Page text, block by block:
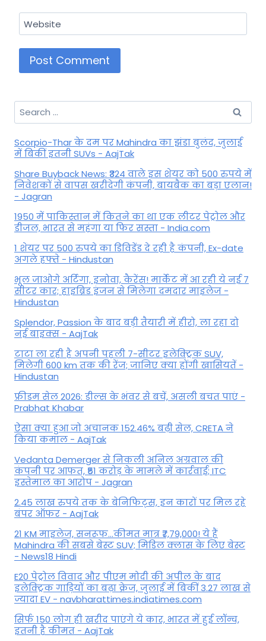
Website
Search
for:
Scorpio-Thar के दम पर Mahindra का झंडा बुलंद, जुलाई
में बिकीं इतनी SUVs - AajTak
Share Buyback News: ₹324 वाले इस शेयर को 500 रुपये में
निवेशकों से वापस खरीदेगी कंपनी, बायबैक का बड़ा एलान!
- Jagran
1950 में पाकिस्तान में कितने का था एक लीटर पेट्रोल और
डीजल, भारत से महंगा या फिर सस्ता - India.com
1 शेयर पर 500 रुपये का डिविडेंड दे रही है कंपनी, Ex-date
अगले हफ्ते - Hindustan
भूल जाओगे अर्टिगा, इनोवा, कैरेंस! मार्केट में आ रही ये नई 7
सीटर कार; हाइब्रिड इंजन से मिलेगा दमदार माइलेज -
Hindustan
Splendor, Passion के बाद बड़ी तैयारी में हीरो, ला रहा दो
नई बाइक्स - AajTak
टाटा ला रही है अपनी पहली 7-सीटर इलेक्ट्रिक SUV,
मिलेगी 600 km तक की रेंज; जानिए क्या होंगी खासियतें -
Hindustan
फ्रीडम सेल 2026: डील्स के भंवर से बचें, असली बचत पाएं -
Prabhat Khabar
ऐसा क्या हुआ जो अचानक 152.46% बढ़ी सेल, CRETA ने
किया कमाल - AajTak
Vedanta Demerger से निकली अनिल अग्रवाल की
कंपनी पर आफत, ₹51 करोड़ के मामले में कार्रवाई; ITC
इस्तेमाल का आरोप - Jagran
2.45 लाख रुपये तक के बेनिफिट्स, इन कारों पर मिल रहे
बंपर ऑफर - AajTak
21 KM माइलेज, सनरूफ...कीमत मात्र ₹7,79,000! ये हैं
Mahindra की सबसे बेस्ट SUV; मिडिल क्लास के लिए बेस्ट
- News18 Hindi
E20 पेट्रोल विवाद और पीएम मोदी की अपील के बाद
इलेक्ट्रिक गाड़ियों का बढ़ा क्रेज, जुलाई में बिकीं 3.27 लाख से
ज्यादा EV - navbharattimes.indiatimes.com
सिर्फ 150 लोग ही खरीद पाएंगे ये कार, भारत में हुई लॉन्च,
इतनी है कीमत - AajTak